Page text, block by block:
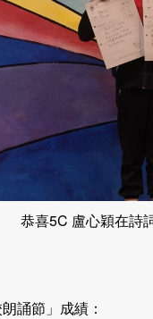
恭喜5C 盧心穎在詩
誦節」成績：